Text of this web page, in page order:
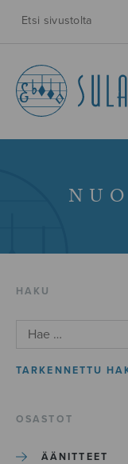
HAKU
TARKENNETTU
OSASTOT
ÄÄNITTEET